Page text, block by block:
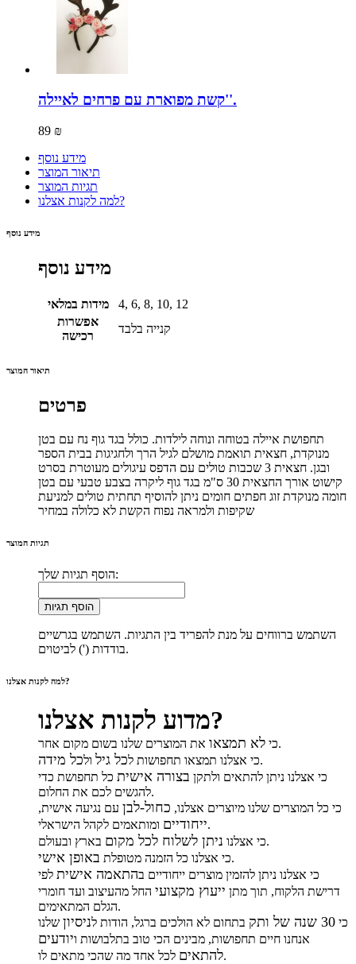
קשת מפוארת עם פרחים לאיילה''.
89 ₪
מידע נוסף
תיאור המוצר
תגיות המוצר
למה לקנות אצלנו?
מידע נוסף
מידע נוסף
מידות במלאי
4, 6, 8, 10, 12
אפשרות
רכישה
קנייה בלבד
תיאור המוצר
פרטים
תחפושת איילה בטוחה ונוחה לילדות. כולל בגד גוף נח עם בטן
מנוקדת, חצאית תואמת מושלם לגיל הרך ולחגיגות בבית הספר
ובגן. חצאית 3 שכבות טולים עם הדפס עיגולים מעוטרת בסרט
קישוט אורך החצאית 30 ס"מ בגד גוף ליקרה בצבע טבעי עם בטן
חומה מנוקדת זוג חפתים חומים ניתן להוסיף תחתית טולים למניעת
שקיפות ולמראה נפוח הקשת לא כלולה במחיר
תגיות המוצר
הוסף תגיות שלך:
הוסף תגיות
השתמש ברווחים על מנת להפריד בין התגיות. השתמש בגרשיים
בודדות (') לביטוים.
למה לקנות אצלנו?
מדוע לקנות אצלנו?
כי לא תמצאו
את המוצרים שלנו בשום מקום אחר.
כי אצלנו תמצאו תחפושות לכל גיל ולכל מידה
.
כי אצלנו ניתן להתאים ולתקן בצורה אישית כל תחפושת כדי
להגשים לכם את החלום.
כי כל המוצרים שלנו מיוצרים אצלנו, כחול-לבן עם נגיעה אישית,
ייחודייםומותאמים לקהל הישראלי.
כי אצלנו ניתן לשלוח לכל מקום
בארץ ובעולם.
כי אצלנו כל הזמנה מטופלת באופן אישי
.
כי אצלנו ניתן להזמין מוצרים ייחודיים בהתאמה אישית לפי
דרישת הלקוח, תוך מתן ייעוץ מקצועי החל מהעיצוב ועד חומרי
הגלם המתאימים.
כי 30 שנה של ותק בתחום לא הולכים ברגל, הודות לניסיון שלנו
אנחנו חיים תחפושות, מבינים הכי טוב בתלבושות ויודעים
להתאיםלכל אחד מה שהכי מתאים לו.